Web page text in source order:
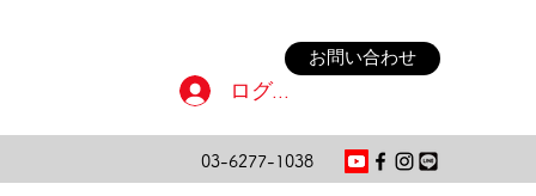
お問い合わせ
03-6277-1038
ログイン